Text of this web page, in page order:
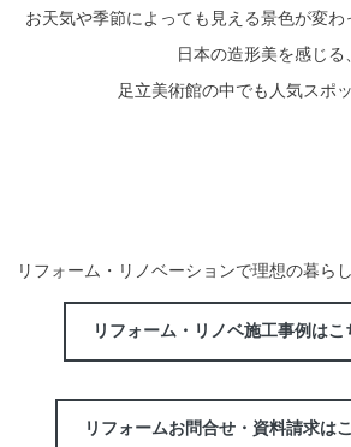
お天気や季節によっても見える景色が変わ
日本の造形美を感じる
足立美術館の中でも人気スポッ
リフォーム・リノベーションで理想の暮ら
リフォーム・リノベ施工事例は
リフォームお問合せ・資料請求は